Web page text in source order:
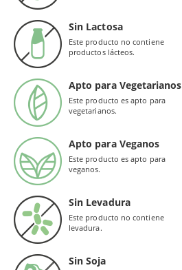
Sin Lactosa
Este producto no contiene
productos lácteos.
Apto para Vegetarianos
Este producto es apto para
vegetarianos.
Apto para Veganos
Este producto es apto para
veganos.
Sin Levadura
Este producto no contiene
levadura.
Sin Soja